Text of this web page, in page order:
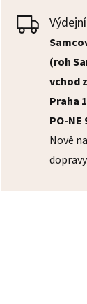
(roh
vchod
Praha 1
PO-NE
Nově